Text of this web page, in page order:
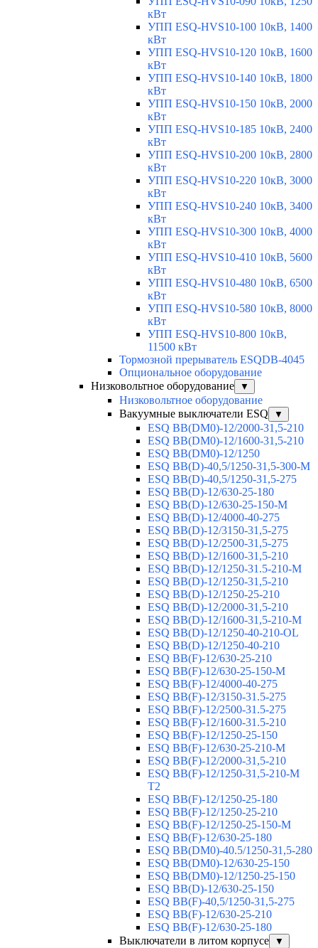
кВт
УПП ESQ-HVS10-100 10кВ, 1400
кВт
УПП ESQ-HVS10-120 10кВ, 1600
кВт
УПП ESQ-HVS10-140 10кВ, 1800
кВт
УПП ESQ-HVS10-150 10кВ, 2000
кВт
УПП ESQ-HVS10-185 10кВ, 2400
кВт
УПП ESQ-HVS10-200 10кВ, 2800
кВт
УПП ESQ-HVS10-220 10кВ, 3000
кВт
УПП ESQ-HVS10-240 10кВ, 3400
кВт
УПП ESQ-HVS10-300 10кВ, 4000
кВт
УПП ESQ-HVS10-410 10кВ, 5600
кВт
УПП ESQ-HVS10-480 10кВ, 6500
кВт
УПП ESQ-HVS10-580 10кВ, 8000
кВт
УПП ESQ-HVS10-800 10кВ,
11500 кВт
Тормозной прерыватель ESQDB-4045
Опциональное оборудование
Низковольтное оборудование
▼
Низковольтное оборудование
Вакуумные выключатели ESQ
▼
ESQ ВВ(DM0)-12/2000-31,5-210
ESQ ВВ(DM0)-12/1600-31,5-210
ESQ ВВ(DM0)-12/1250
ESQ ВВ(D)-40,5/1250-31,5-300-М
ESQ ВВ(D)-40,5/1250-31,5-275
ESQ ВВ(D)-12/630-25-180
ESQ ВВ(D)-12/630-25-150-М
ESQ ВВ(D)-12/4000-40-275
ESQ ВВ(D)-12/3150-31,5-275
ESQ ВВ(D)-12/2500-31,5-275
ESQ ВВ(D)-12/1600-31,5-210
ESQ ВВ(D)-12/1250-31.5-210-М
ESQ ВВ(D)-12/1250-31,5-210
ESQ ВВ(D)-12/1250-25-210
ESQ BB(D)-12/2000-31,5-210
ESQ BB(D)-12/1600-31,5-210-М
ESQ BB(D)-12/1250-40-210-OL
ESQ BB(D)-12/1250-40-210
ESQ ВВ(F)-12/630-25-210
ESQ ВВ(F)-12/630-25-150-М
ESQ ВВ(F)-12/4000-40-275
ESQ ВВ(F)-12/3150-31.5-275
ESQ ВВ(F)-12/2500-31.5-275
ESQ ВВ(F)-12/1600-31.5-210
ESQ ВВ(F)-12/1250-25-150
ESQ BB(F)-12/630-25-210-М
ESQ BB(F)-12/2000-31,5-210
ESQ BB(F)-12/1250-31,5-210-М
T2
ESQ BB(F)-12/1250-25-180
ESQ ВВ(F)-12/1250-25-210
ESQ ВВ(F)-12/1250-25-150-М
ESQ BB(F)-12/630-25-180
ESQ ВВ(DM0)-40.5/1250-31,5-280
ESQ ВВ(DM0)-12/630-25-150
ESQ ВВ(DM0)-12/1250-25-150
ESQ BB(D)-12/630-25-150
ESQ ВВ(F)-40,5/1250-31,5-275
ESQ ВВ(F)-12/630-25-210
ESQ ВВ(F)-12/630-25-180
Выключатели в литом корпусе
▼